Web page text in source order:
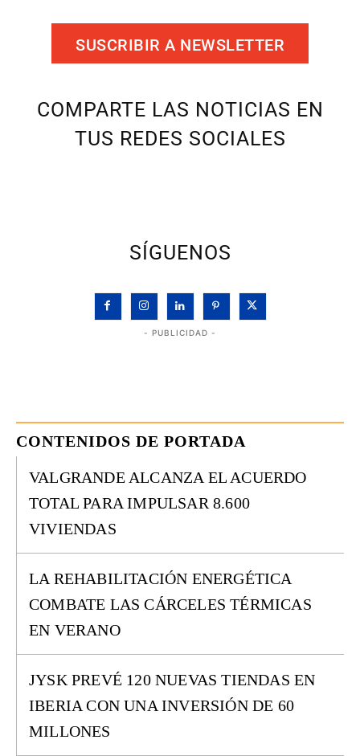
SUSCRIBIR A NEWSLETTER
COMPARTE LAS NOTICIAS EN
TUS REDES SOCIALES
SÍGUENOS
- PUBLICIDAD -
CONTENIDOS DE PORTADA
VALGRANDE ALCANZA EL ACUERDO
TOTAL PARA IMPULSAR 8.600
VIVIENDAS
LA REHABILITACIÓN ENERGÉTICA
COMBATE LAS CÁRCELES TÉRMICAS
EN VERANO
JYSK PREVÉ 120 NUEVAS TIENDAS EN
IBERIA CON UNA INVERSIÓN DE 60
MILLONES